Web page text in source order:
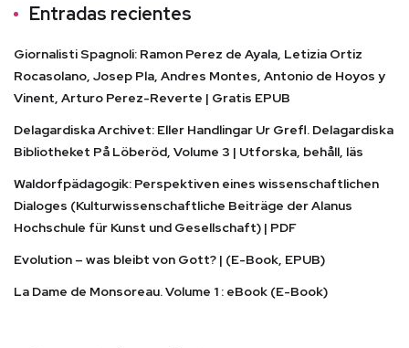
Entradas recientes
Giornalisti Spagnoli: Ramon Perez de Ayala, Letizia Ortiz
Rocasolano, Josep Pla, Andres Montes, Antonio de Hoyos y
Vinent, Arturo Perez-Reverte | Gratis EPUB
Delagardiska Archivet: Eller Handlingar Ur Grefl. Delagardiska
Bibliotheket På Löberöd, Volume 3 | Utforska, behåll, läs
Waldorfpädagogik: Perspektiven eines wissenschaftlichen
Dialoges (Kulturwissenschaftliche Beiträge der Alanus
Hochschule für Kunst und Gesellschaft) | PDF
Evolution – was bleibt von Gott? | (E-Book, EPUB)
La Dame de Monsoreau. Volume 1 : eBook (E-Book)